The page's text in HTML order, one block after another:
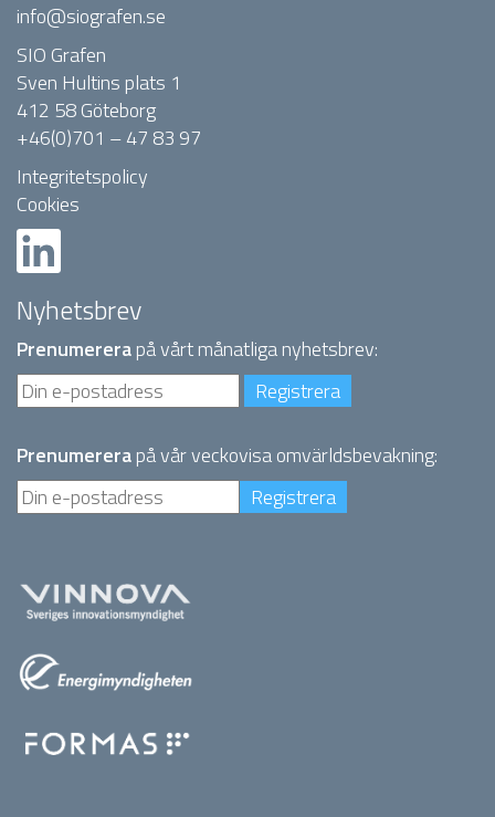
info@siografen.se
SIO Grafen
Sven Hultins plats 1
412 58 Göteborg
+46(0)701 – 47 83 97
Integritetspolicy
Cookies
Nyhetsbrev
Prenumererapå vårt månatliga nyhetsbrev:
Prenumererapå vår veckovisa omvärldsbevakning: